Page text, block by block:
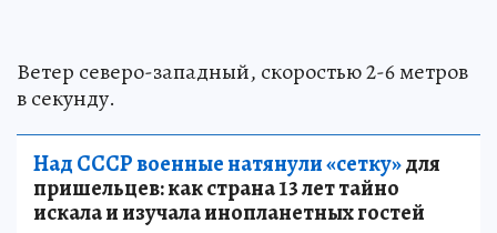
Ветер северо-западный, скоростью 2-6 метров
в секунду.
Над СССР военные натянули «сетку»для
пришельцев: как страна 13 лет тайно
искала и изучала инопланетных гостей